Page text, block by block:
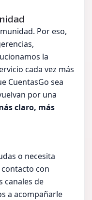
Por eso,
la
cada vez más
CuentasGo sea
por una
claro, más
o necesita
con
canales de
a acompañarle